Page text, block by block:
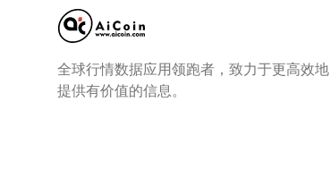
全球行情数据应用领跑者，致力于更高效地
提供有价值的信息。